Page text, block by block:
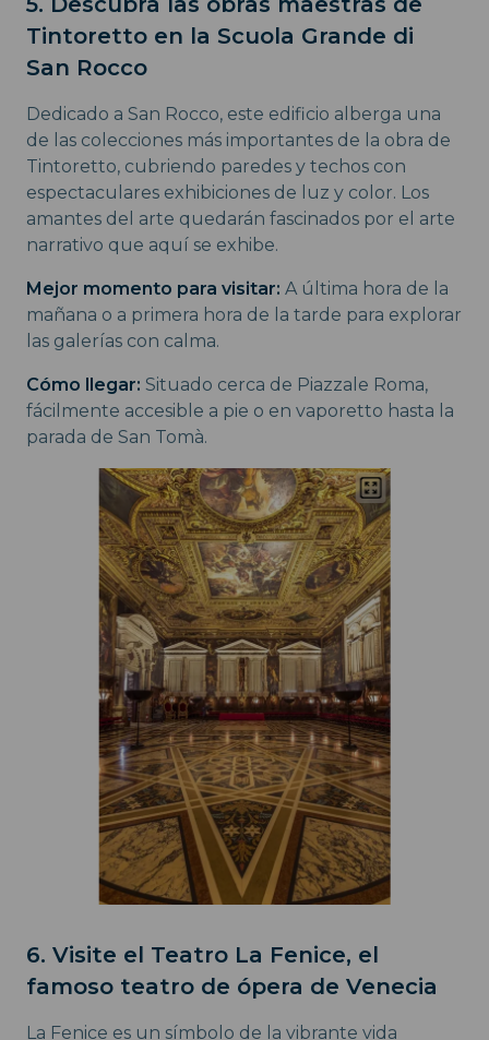
Tintoretto en la Scuola Grande di
San Rocco
Dedicado a San Rocco, este edificio alberga una
de las colecciones más importantes de la obra de
Tintoretto, cubriendo paredes y techos con
espectaculares exhibiciones de luz y color. Los
amantes del arte quedarán fascinados por el arte
narrativo que aquí se exhibe.
Mejor momento para visitar: A última hora de la
mañana o a primera hora de la tarde para explorar
las galerías con calma.
Cómo llegar: Situado cerca de Piazzale Roma,
fácilmente accesible a pie o en vaporetto hasta la
parada de San Tomà.
6. Visite el Teatro La Fenice, el
famoso teatro de ópera de Venecia
La Fenice es un símbolo de la vibrante vida